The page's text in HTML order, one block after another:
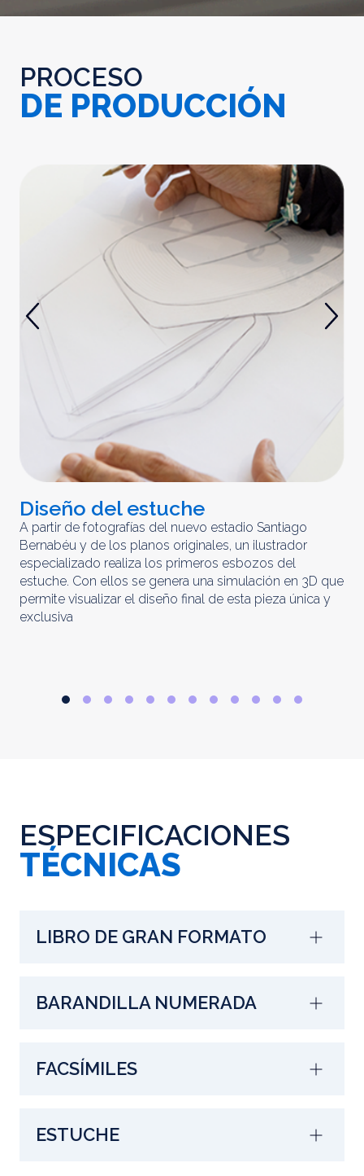
PROCESO
DE PRODUCCIÓN
Diseño del estuche
A partir de fotografías del nuevo estadio Santiago
Bernabéu y de los planos originales, un ilustrador
especializado realiza los primeros esbozos del
estuche. Con ellos se genera una simulación en 3D que
permite visualizar el diseño final de esta pieza única y
exclusiva
ESPECIFICACIONES
TÉCNICAS
LIBRO DE GRAN FORMATO
BARANDILLA NUMERADA
FACSÍMILES
ESTUCHE